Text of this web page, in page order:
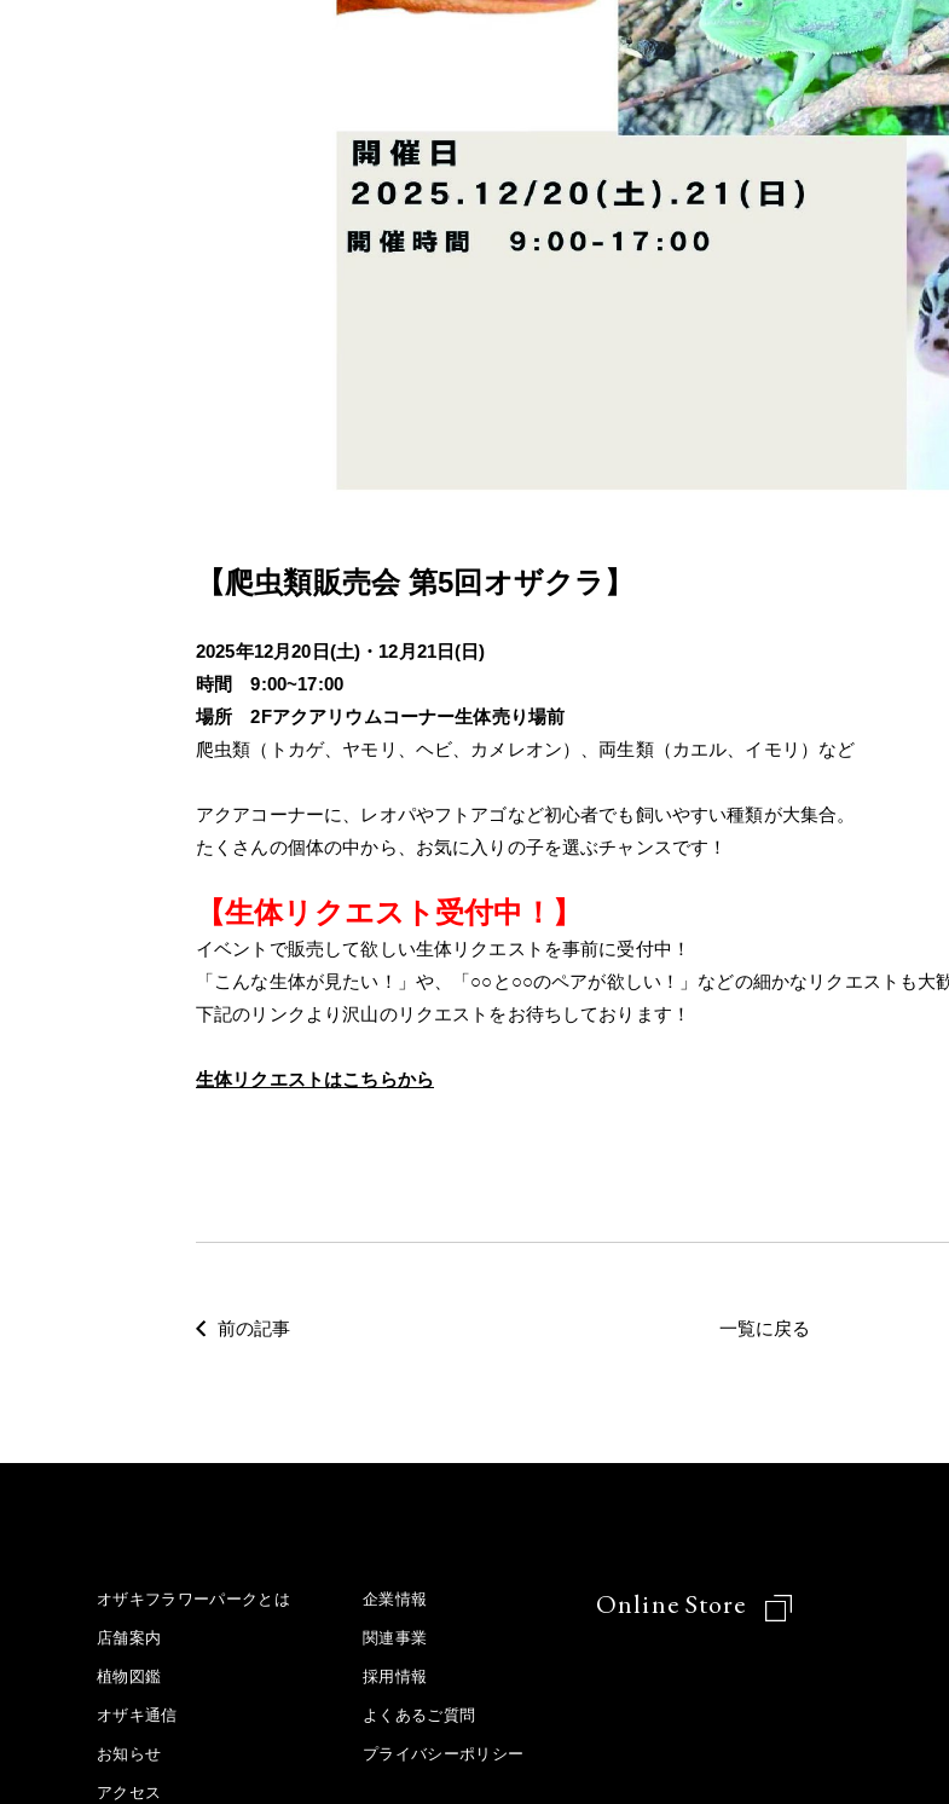
【爬虫類販売会 第5回オザクラ】
2025年12月20日(土)・12月21日(日)
時間 9:00~17:00
場所 2Fアクアリウムコーナー生体売り場前
爬虫類（トカゲ、ヤモリ、ヘビ、カメレオン）、両生類（カエル、イモリ）など
アクアコーナーに、レオパやフトアゴなど初心者でも飼いやすい種類が大集合。
たくさんの個体の中から、お気に入りの子を選ぶチャンスです！
【生体リクエスト受付中！】
イベントで販売して欲しい生体リクエストを事前に受付中！
「こんな生体が見たい！」や、「○○と○○のペアが欲しい！」などの細かなリクエストも大
下記のリンクより沢山のリクエストをお待ちしております！
生体リクエストはこちらから
前の記事 一覧に戻る
オザキフラワーパークとは
店舗案内
植物図鑑
オザキ通信
お知らせ
アクセス
企業情報
関連事業
採用情報
よくあるご質問
プライバシーポリシー
Online Store